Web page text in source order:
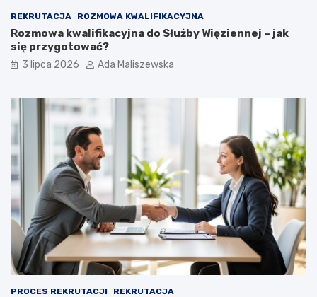
REKRUTACJA ROZMOWA KWALIFIKACYJNA
Rozmowa kwalifikacyjna do Służby Więziennej – jak
się przygotować?
3 lipca 2026 Ada Maliszewska
PROCES REKRUTACJI REKRUTACJA